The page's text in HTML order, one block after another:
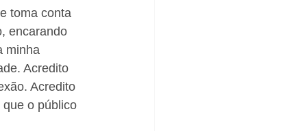
toma conta
encarando
minha
Acredito
Acredito
o público